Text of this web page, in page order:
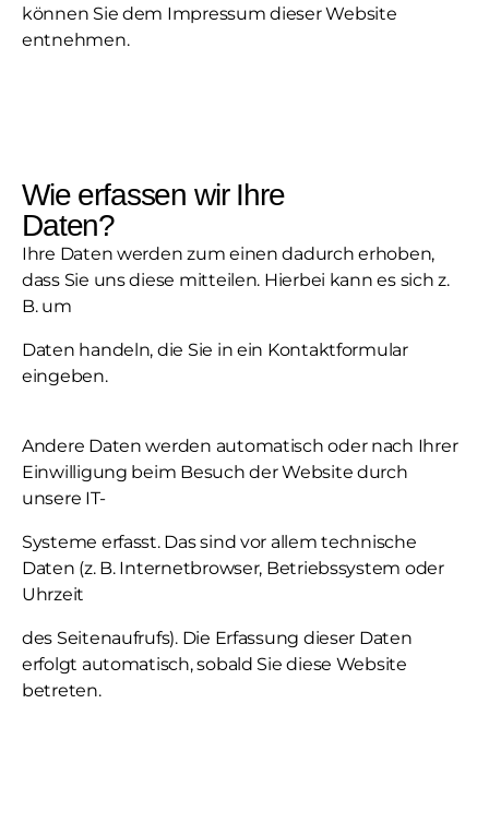
können Sie dem Impressum dieser Website
entnehmen.
Wie erfassen wir Ihre
Daten?
Ihre Daten werden zum einen dadurch erhoben,
dass Sie uns diese mitteilen. Hierbei kann es sich z.
B. um
Daten handeln, die Sie in ein Kontaktformular
eingeben.
Andere Daten werden automatisch oder nach Ihrer
Einwilligung beim Besuch der Website durch
unsere IT-
Systeme erfasst. Das sind vor allem technische
Daten (z. B. Internetbrowser, Betriebssystem oder
Uhrzeit
des Seitenaufrufs). Die Erfassung dieser Daten
erfolgt automatisch, sobald Sie diese Website
betreten.